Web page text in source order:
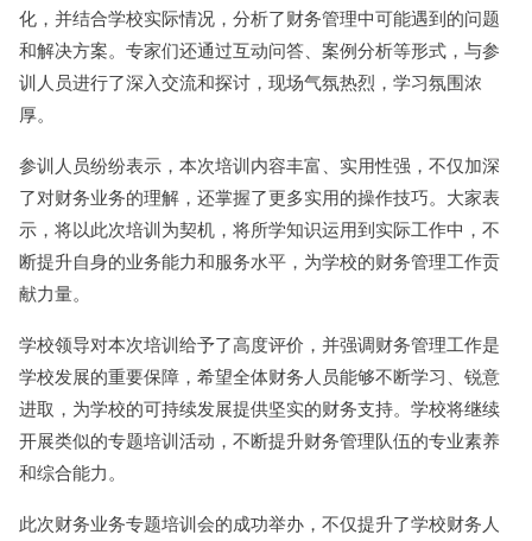
化，并结合学校实际情况，分析了财务管理中可能遇到的问题
和解决方案。专家们还通过互动问答、案例分析等形式，与参
训人员进行了深入交流和探讨，现场气氛热烈，学习氛围浓
厚。
参训人员纷纷表示，本次培训内容丰富、实用性强，不仅加深
了对财务业务的理解，还掌握了更多实用的操作技巧。大家表
示，将以此次培训为契机，将所学知识运用到实际工作中，不
断提升自身的业务能力和服务水平，为学校的财务管理工作贡
献力量。
学校领导对本次培训给予了高度评价，并强调财务管理工作是
学校发展的重要保障，希望全体财务人员能够不断学习、锐意
进取，为学校的可持续发展提供坚实的财务支持。学校将继续
开展类似的专题培训活动，不断提升财务管理队伍的专业素养
和综合能力。
此次财务业务专题培训会的成功举办，不仅提升了学校财务人